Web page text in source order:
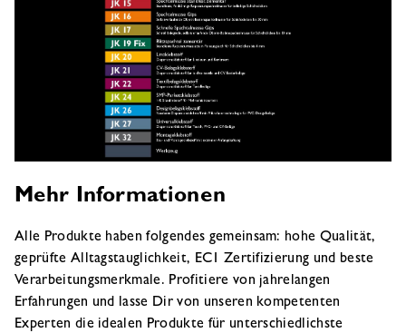
Mehr Informationen
Alle Produkte haben folgendes gemeinsam: hohe Qualität,
geprüfte Alltagstauglichkeit, EC1 Zertifizierung und beste
Verarbeitungsmerkmale. Profitiere von jahrelangen
Erfahrungen und lasse Dir von unseren kompetenten
Experten die idealen Produkte für unterschiedlichste